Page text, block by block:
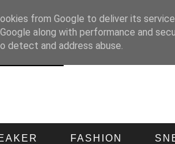
FASHION
from Google to deliver its
along with performance and
detect and address abuse.